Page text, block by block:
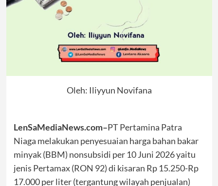
Oleh: Iliyyun Novifana
LenSaMediaNews.com–PT Pertamina Patra
Niaga melakukan penyesuaian harga bahan bakar
minyak (BBM) nonsubsidi per 10 Juni 2026 yaitu
jenis Pertamax (RON 92) di kisaran Rp 15.250-Rp
17.000 per liter (tergantung wilayah penjualan)